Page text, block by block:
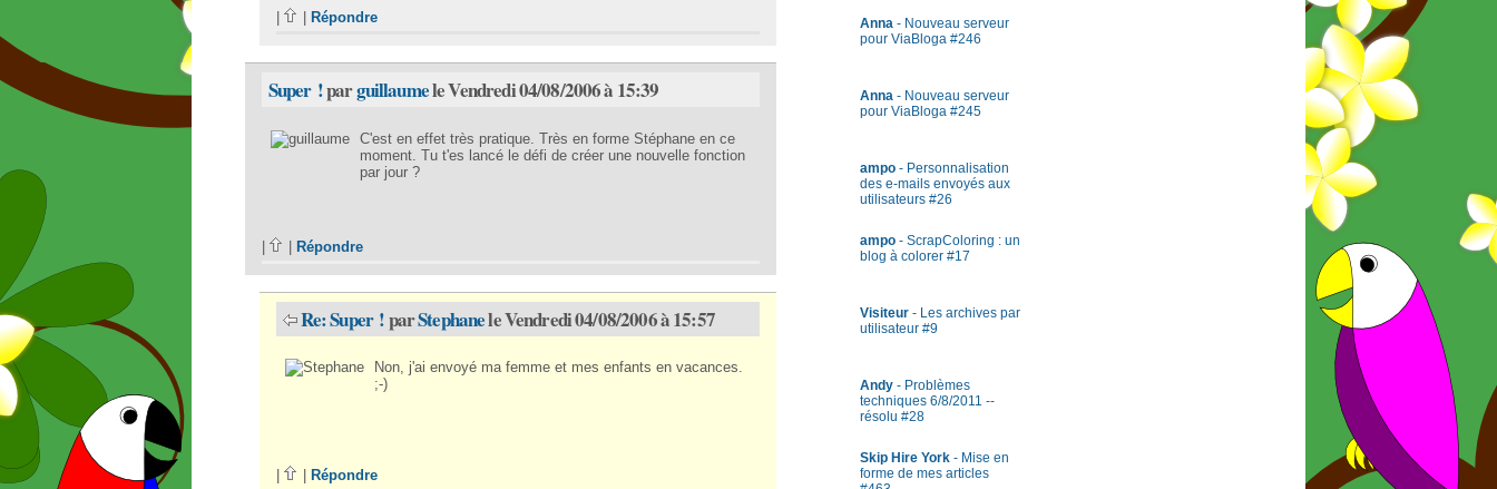
Répondre
Super !parguillaumele Vendredi 04/08/2006 à 15:39
C'est en effet très pratique. Très en forme Stéphane en ce
moment. Tu t'es lancé le défi de créer une nouvelle fonction
par jour ?
| | Répondre
Re: Super !parStephanele Vendredi 04/08/2006 à 15:57
Non, j'ai envoyé ma femme et mes enfants en vacances.
;-)
Répondre
Anna - Nouveau serveur
pour ViaBloga #246
Anna - Nouveau serveur
pour ViaBloga #245
ampo - Personnalisation
des e-mails envoyés aux
utilisateurs #26
ampo - ScrapColoring : un
blog à colorer #17
Visiteur - Les archives par
utilisateur #9
Andy - Problèmes
techniques 6/8/2011 --
résolu #28
Skip Hire York - Mise en
forme de mes articles